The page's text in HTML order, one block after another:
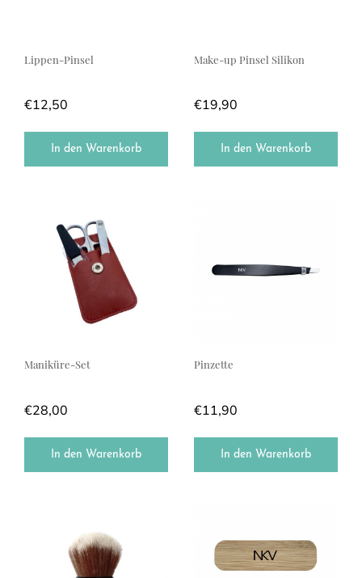
Lippen-Pinsel
€12,50
In den Warenkorb
Make-up Pinsel Silikon
€19,90
In den Warenkorb
Maniküre-Set
€28,00
In den Warenkorb
Pinzette
€11,90
In den Warenkorb